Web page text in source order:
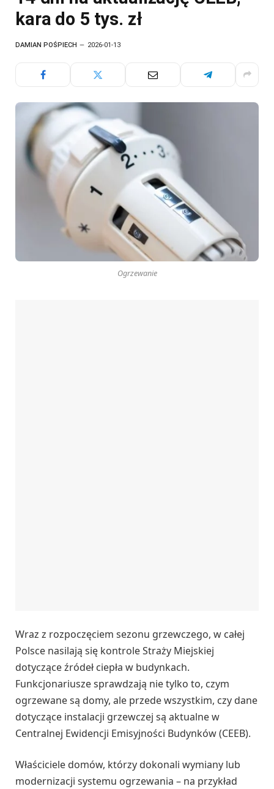
kara do 5 tys. zł
DAMIAN POŚPIECH 2026-01-13
Ogrzewanie
Wraz z rozpoczęciem sezonu grzewczego, w całej
Polsce nasilają się kontrole Straży Miejskiej
dotyczące źródeł ciepła w budynkach.
Funkcjonariusze sprawdzają nie tylko to, czym
ogrzewane są domy, ale przede wszystkim, czy dane
dotyczące instalacji grzewczej są aktualne w
Centralnej Ewidencji Emisyjności Budynków (CEEB).
Właściciele domów, którzy dokonali wymiany lub
modernizacji systemu ogrzewania – na przykład